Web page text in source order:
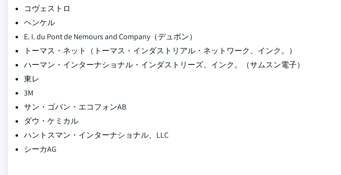
コヴェストロ
ヘンケル
E. I. du Pont de Nemours and Company（デュポン）
トーマス・ネット（トーマス・インダストリアル・ネットワーク、インク。）
ハーマン・インターナショナル・インダストリーズ、インク。（サムスン電子）
東レ
3M
サン・ゴバン・エコフォンAB
ダウ・ケミカル
ハントスマン・インターナショナル、LLC
シーカAG